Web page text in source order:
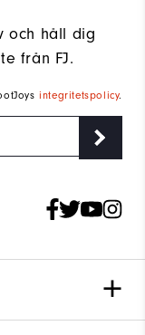
och håll dig
från FJ.
integritetspolicy.